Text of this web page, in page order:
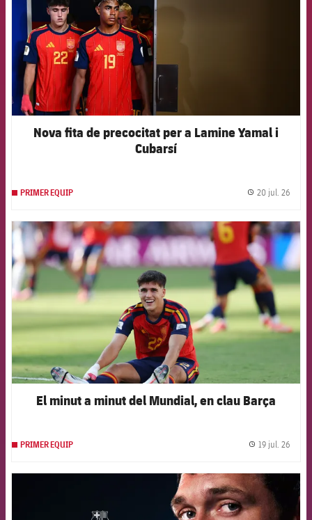
Nova fita de precocitat per a Lamine Yamal i
Cubarsí
PRIMER EQUIP 20 jul. 26
FCB Barcelona badge
El minut a minut del Mundial, en clau Barça
PRIMER EQUIP 19 jul. 26
FCB Barcelona badge